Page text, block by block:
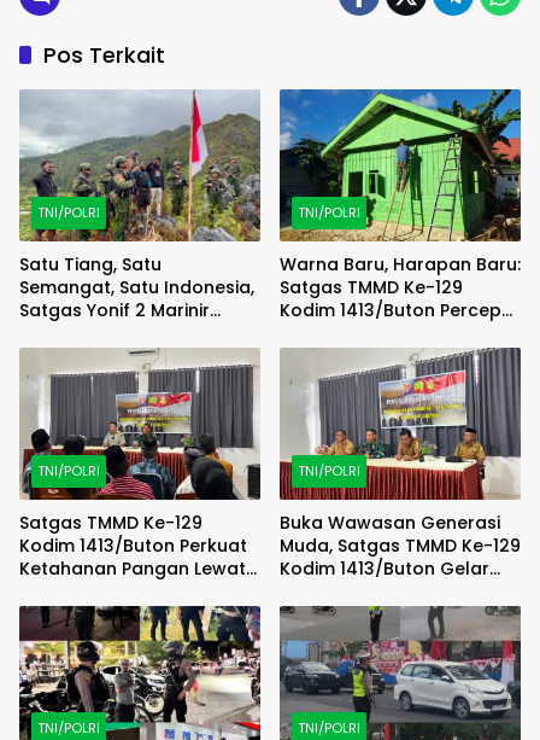
Pos Terkait
TNI/POLRI
Satu Tiang, Satu
Semangat, Satu Indonesia,
Satgas Yonif 2 Marinir
Kibarkan Merah Putih
TNI/POLRI
Warna Baru, Harapan Baru:
Satgas TMMD Ke-129
Kodim 1413/Buton Percepat
Warga
TNI/POLRI
Satgas TMMD Ke-129
Kodim 1413/Buton Perkuat
Ketahanan Pangan Lewat
TNI/POLRI
Buka Wawasan Generasi
Muda, Satgas TMMD Ke-129
Kodim 1413/Buton Gelar
TNI/POLRI TNI/POLRI